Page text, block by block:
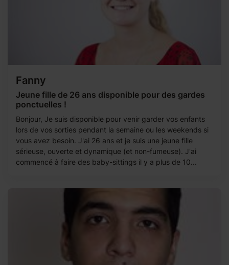
Fanny
Jeune fille de 26 ans disponible pour des gardes
ponctuelles !
Bonjour, Je suis disponible pour venir garder vos enfants
lors de vos sorties pendant la semaine ou les weekends si
vous avez besoin. J'ai 26 ans et je suis une jeune fille
sérieuse, ouverte et dynamique (et non-fumeuse). J'ai
commencé à faire des baby-sittings il y a plus de 10...